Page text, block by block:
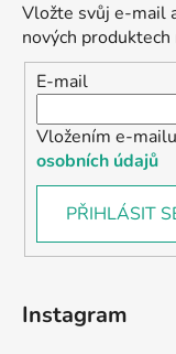
Vložte svůj e-mail
nových
E-mail
Vložením e-
osobních údajů
PŘIHLÁSIT
Instagram